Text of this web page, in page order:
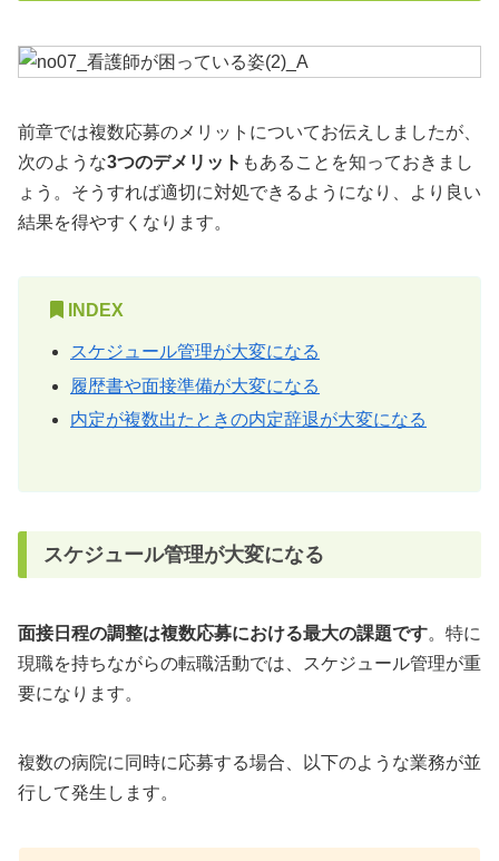
前章では複数応募のメリットについてお伝えしましたが、
次のような3つのデメリット もあることを知っておきまし
ょう。そうすれば適切に対処できるようになり、より良い
結果を得やすくなります。
INDEX
スケジュール管理が大変になる
履歴書や面接準備が大変になる
内定が複数出たときの内定辞退が大変になる
スケジュール管理が大変になる
面接日程の調整は複数応募における最大の課題です。特に
現職を持ちながらの転職活動では、スケジュール管理が重
要になります。
複数の病院に同時に応募する場合、以下のような業務が並
行して発生します。